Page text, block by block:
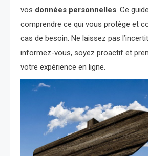
vos données personnelles . Ce
comprendre ce qui vous protège et
cas de besoin. Ne laissez pas
informez-vous, soyez proactif et
votre expérience en ligne.